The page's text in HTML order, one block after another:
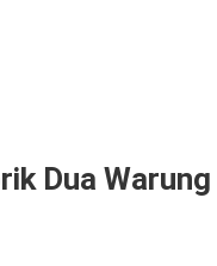
Dua